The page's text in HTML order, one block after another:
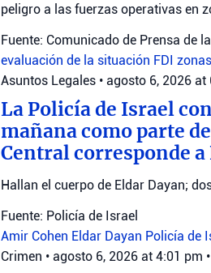
peligro a las fuerzas operativas en
Fuente: Comunicado de Prensa de
evaluación de la situación FDI
Asuntos Legales • agosto 6, 2026 at
La Policía de Israel
mañana como parte
Central corresponde a
Hallan el cuerpo de Eldar Dayan;
Fuente: Policía de Israel
Amir Cohen Eldar Dayan Policía de
Crimen • agosto 6, 2026 at 4:01 pm •